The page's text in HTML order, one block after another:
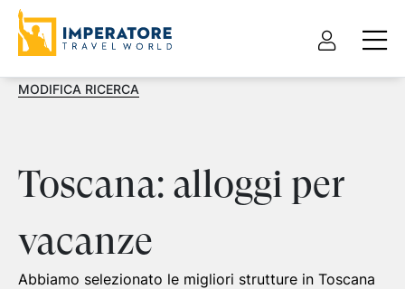
MODIFICA RICERCA
Toscana: alloggi per
vacanze
Abbiamo selezionato le migliori strutture in Toscana